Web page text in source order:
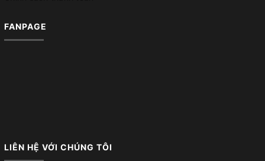
FANPAGE
LIÊN HỆ VỚI CHÚNG TÔI